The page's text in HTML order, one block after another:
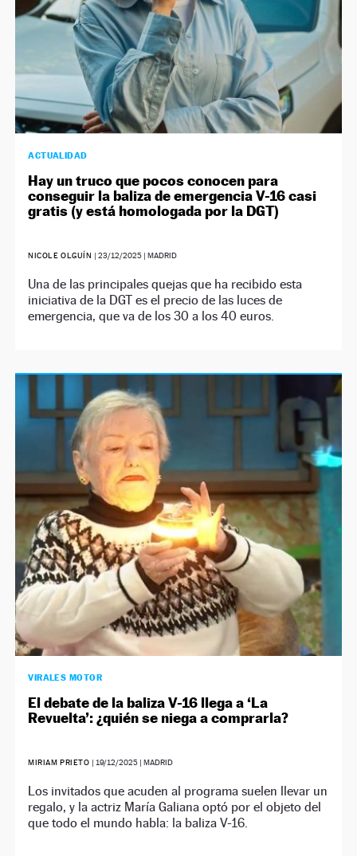
ACTUALIDAD
Hay un truco que pocos conocen para
conseguir la baliza de emergencia V-16 casi
gratis (y está homologada por la DGT)
NICOLE OLGUÍN | 23/12/2025| MADRID
Una de las principales quejas que ha recibido esta
iniciativa de la DGT es el precio de las luces de
emergencia, que va de los 30 a los 40 euros.
VIRALES MOTOR
El debate de la baliza V-16 llega a ‘La
Revuelta’: ¿quién se niega a comprarla?
MIRIAM PRIETO | 19/12/2025| MADRID
Los invitados que acuden al programa suelen llevar un
regalo, y la actriz María Galiana optó por el objeto del
que todo el mundo habla: la baliza V-16.